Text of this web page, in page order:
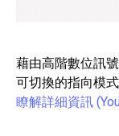
藉由高階數位訊
可切換的指向模
瞭解詳細資訊